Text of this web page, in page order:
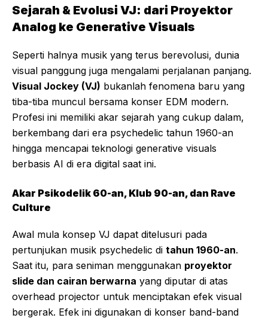
Sejarah & Evolusi VJ: dari Proyektor
Analog ke Generative Visuals
Seperti halnya musik yang terus berevolusi, dunia
visual panggung juga mengalami perjalanan panjang.
Visual Jockey (VJ) bukanlah fenomena baru yang
tiba-tiba muncul bersama konser EDM modern.
Profesi ini memiliki akar sejarah yang cukup dalam,
berkembang dari era psychedelic tahun 1960-an
hingga mencapai teknologi generative visuals
berbasis AI di era digital saat ini.
Akar Psikodelik 60-an, Klub 90-an, dan Rave
Culture
Awal mula konsep VJ dapat ditelusuri pada
pertunjukan musik psychedelic di tahun 1960-an.
Saat itu, para seniman menggunakan proyektor
slide dan cairan berwarna yang diputar di atas
overhead projector untuk menciptakan efek visual
bergerak. Efek ini digunakan di konser band-band